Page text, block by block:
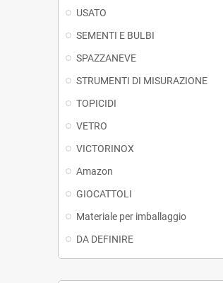
USATO
SEMENTI E BULBI
SPAZZANEVE
STRUMENTI DI MISURAZIONE
TOPICIDI
VETRO
VICTORINOX
Amazon
GIOCATTOLI
Materiale per imballaggio
DA DEFINIRE